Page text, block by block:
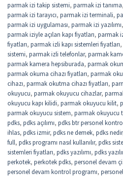
parmak izi takip sistemi, parmak izi tanıma,
parmak izi tarayıcı, parmak izi terminali,
parmak izi uygulaması, parmak izi yazılımı,
parmak iziyle açılan kapı fiyatları, parmak
fiyatları, parmak izli kapı sistemleri fiyatları,
sistemi, parmak izli telefonlar, parmak
parmak kamera hepsiburada, parmak
parmak okuma cihazı fiyatları, parmak
cihazı, parmak okutma cihazı fiyatları,
okuyucu, parmak okuyucu cihazlar,
okuyucu kapı kilidi, parmak okuyucu kilit,
parmak okuyucu sistem, parmak okuyucu
pdks, pdks açılımı, pdks btr personel
ihlas, pdks izmir, pdks ne demek, pdks nedir
full, pdks programı nasıl kullanılır, pdks
sistemleri fiyatları, pdks yazılımı, pdks
perkotek, perkotek pdks, personel devam
personel devam kontrol programı,